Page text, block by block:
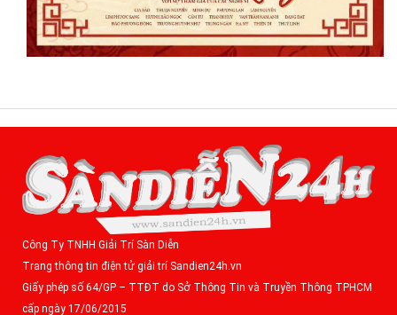
Công Ty TNHH Giải Trí Sàn Diễn
Trang thông tin điện tử giải trí Sandien24h.vn
Giấy phép số 64/GP – TTĐT do Sở Thông Tin và Truyền Thông TPHCM
cấp ngày 17/06/2015